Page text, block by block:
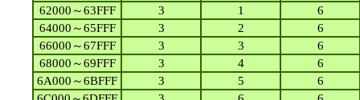
62000～63FFF
3 1
6
64000～65FFF
3 2
6
66000～67FFF
3 3
6
68000～69FFF
3 4
6
6A000～6BFFF
3 5
6